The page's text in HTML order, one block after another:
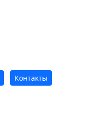
Контакты